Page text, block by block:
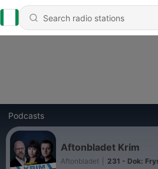
Podcasts
Aftonbladet Krim
Aftonbladet 231 - Dok: